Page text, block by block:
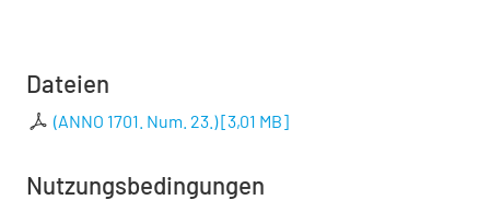
Dateien
(ANNO 1701. Num. 23.)[3,01 MB]
Nutzungsbedingungen